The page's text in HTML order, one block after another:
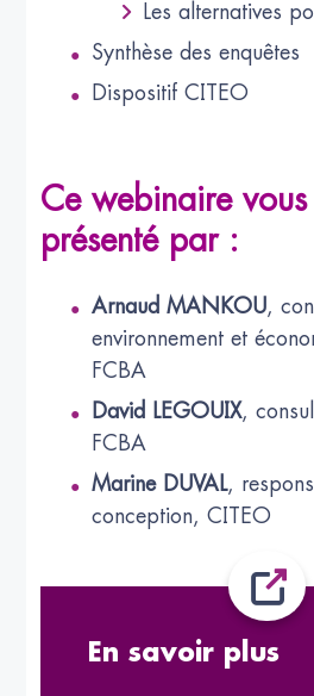
Les alternatives
Synthèse des enquêtes
Dispositif CITEO
Ce webinaire vous
présenté par :
Arnaud MANKOU,
environnement et
FCBA
David LEGOUIX,
FCBA
Marine DUVAL,
conception, CITEO
En savoir plus